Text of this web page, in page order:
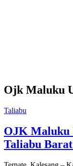
Ojk Maluku
Taliabu
OJK Maluku
Taliabu